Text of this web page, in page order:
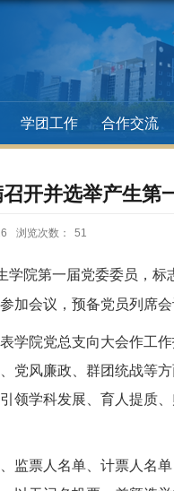
学团工作 合作交流
开并选举产生第
浏览次数： 51
院第一届党委委员，
加会议，预备党员列席会
学院党总支向大会作工
党风廉政、群团统战等
学科发展、育人提质
监票人名单、计票人名